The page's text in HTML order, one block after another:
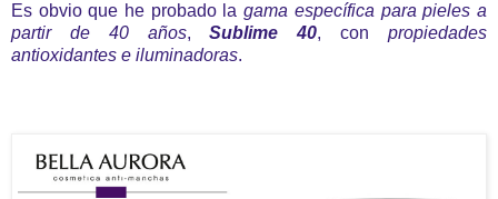
Es obvio que he probado lagama específica para pieles a
partir de 40 años,Sublime 40, conpropiedades
antioxidantes e iluminadoras.